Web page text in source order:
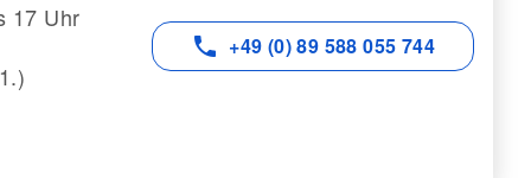
17 Uhr
phone +49 (0) 89 588 055 744